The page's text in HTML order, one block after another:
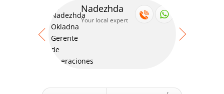
Nadezhda
Your local expert